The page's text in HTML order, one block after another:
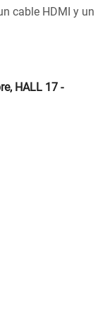
cable HDMI y un
HALL 17 -